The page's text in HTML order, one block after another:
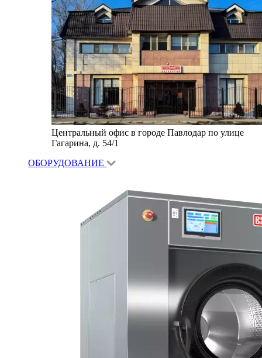
Центральный офис в городе Павлодар по улице
Гагарина, д. 54/1
ОБОРУДОВАНИЕ